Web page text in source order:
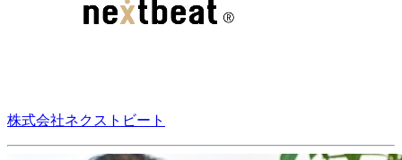
株式会社ネクストビート